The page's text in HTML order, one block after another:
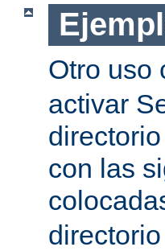
Otro uso
activar
con las